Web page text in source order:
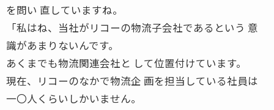
を問い 直していますね。
「私はね、当社がリコーの物流子会社であるという 意
識があまりないんです。
あくまでも物流関連会社と して位置付けています。
現在、リコーのなかで物流企 画を担当している社員は
一〇人くらいしかいません。